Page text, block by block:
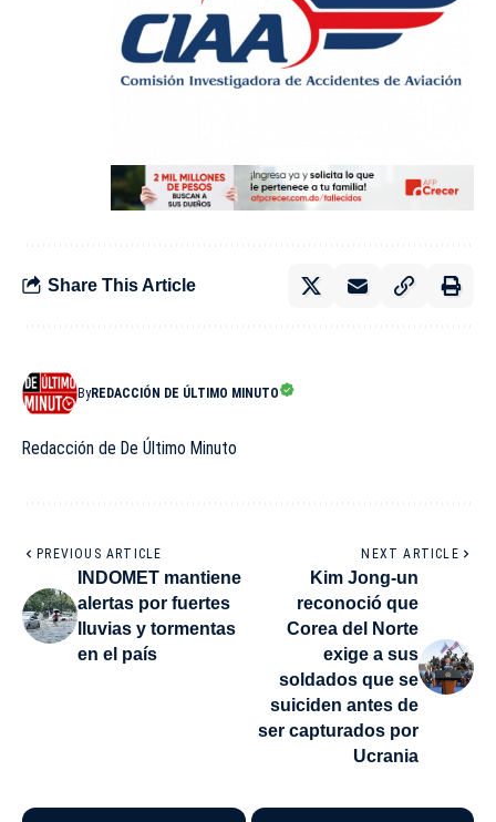
Share This Article
ByREDACCIÓN DE ÚLTIMO MINUTO
Redacción de De Último Minuto
PREVIOUS ARTICLE
INDOMET mantiene
alertas por fuertes
lluvias y tormentas
en el país
NEXT ARTICLE
Kim Jong-un
reconoció que
Corea del Norte
exige a sus
soldados que se
suiciden antes de
ser capturados por
Ucrania